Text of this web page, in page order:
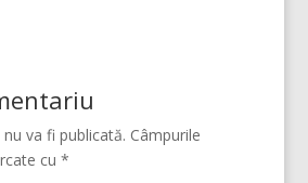
va fi publicată. Câmpurile
cu *